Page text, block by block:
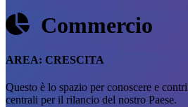
Commercio
AREA: CRESCITA
Questo è lo spazio per conoscere e
centrali per il rilancio del nostro Paese.